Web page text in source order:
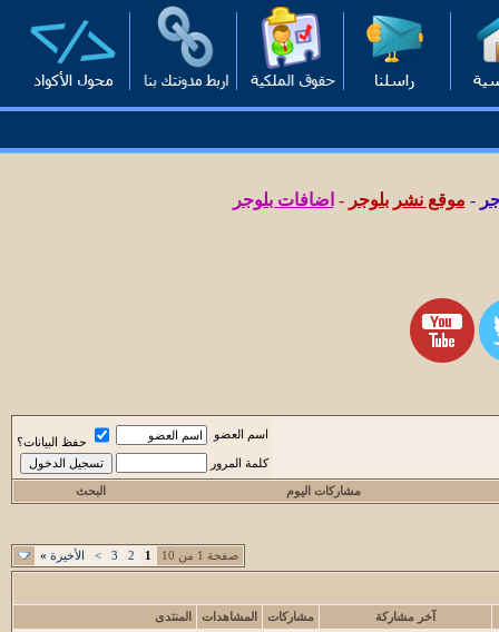
- موقع نشر بلوجر - اضافات بلوجر
اسم العضو
حفظ البيانات؟
كلمة المرور
مشاركات اليوم البحث
صفحة 1 من 10 1
2
3
> الأخيرة »
آخر مشاركة مشاركات المشاهدات المنتدى